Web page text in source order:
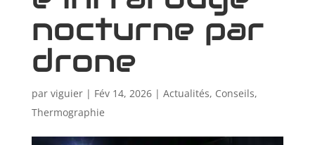
nocturne par
drone
par viguier| Fév 14, 2026| Actualités, Conseils,
Thermographie